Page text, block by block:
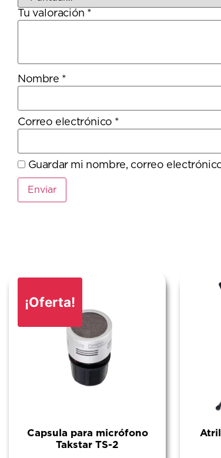
Tu valoración *
Nombre *
Correo electrónico *
Guardar mi nombre, correo
¡Oferta!
Capsula para micrófono
Takstar TS-2